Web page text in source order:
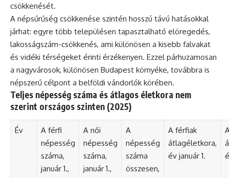
csökkenését.
A népsűrűség csökkenése szintén hosszú távú hatásokkal
járhat: egyre több településen tapasztalható elöregedés,
lakosságszám-csökkenés, ami különösen a kisebb falvakat
és vidéki térségeket érinti érzékenyen. Ezzel párhuzamosan
a nagyvárosok, különösen Budapest környéke, továbbra is
népszerű célpont a belföldi vándorlók körében.
Teljes népesség száma és átlagos életkora nem
szerint országos szinten (2025)
Év
A férfi
népesség
száma,
január 1.,
A női
népesség
száma,
január 1.,
A
népesség
száma
összesen,
A férfiak
átlagéletkora,
év január 1.